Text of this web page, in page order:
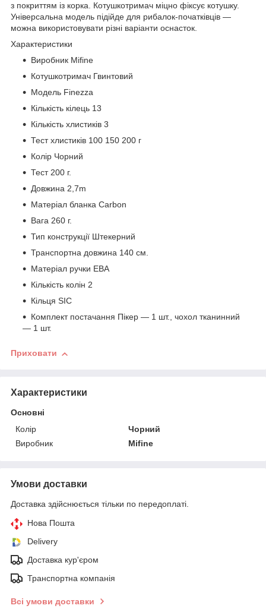
з покриттям із корка. Котушкотримач міцно фіксує котушку.
Універсальна модель підійде для рибалок-початківців —
можна використовувати різні варіанти оснасток.
Характеристики
Виробник Mifine
Котушкотримач Гвинтовий
Модель Finezza
Кількість кілець 13
Кількість хлистиків 3
Тест хлистиків 100 150 200 г
Колір Чорний
Тест 200 г.
Довжина 2,7m
Матеріал бланка Carbon
Вага 260 г.
Тип конструкції Штекерний
Транспортна довжина 140 см.
Матеріал ручки ЕВА
Кількість колін 2
Кільця SIC
Комплект постачання Пікер — 1 шт., чохол тканинний
— 1 шт.
Приховати
Характеристики
Основні
Колір
Чорний
Виробник
Mifine
Умови доставки
Доставка здійснюється тільки по передоплаті.
Нова Пошта
Delivery
Доставка кур'єром
Транспортна компанія
Всі умови доставки